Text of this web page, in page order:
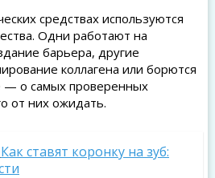
средствах используются
Одни работают на
барьера, другие
коллагена или борются
— о самых проверенных
от них ожидать.
Как ставят коронку на зуб: